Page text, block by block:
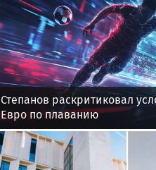
Степанов раскритиковал
Евро по плаванию